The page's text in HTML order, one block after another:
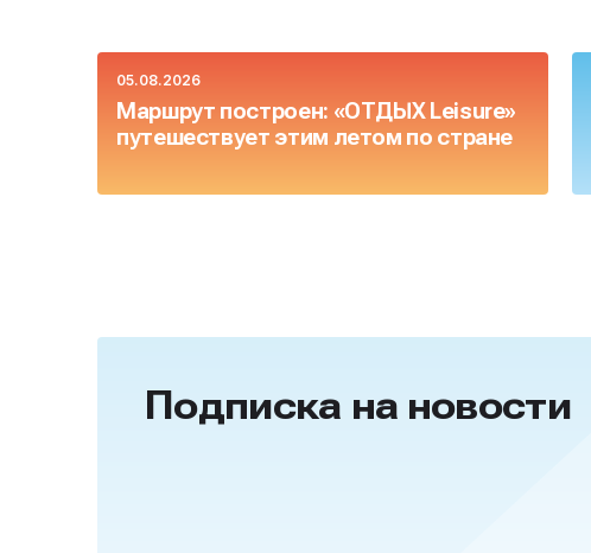
05.08.2026
Маршрут построен: «ОТДЫХ Leisure»
путешествует этим летом по стране
Подписка на новости